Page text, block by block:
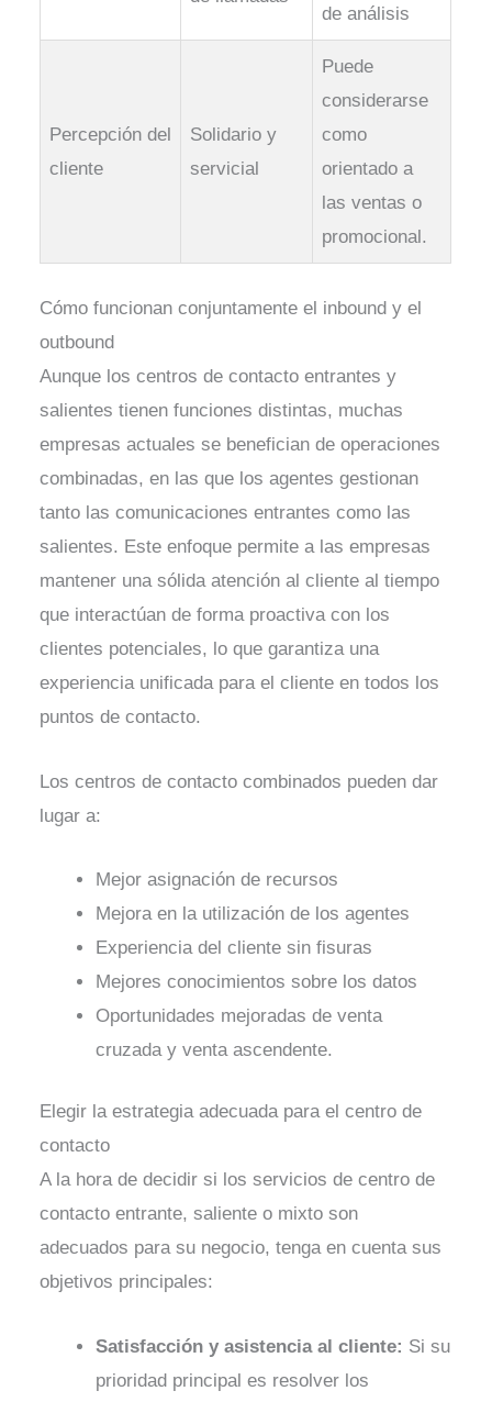
de análisis
Percepción del
cliente
Solidario y
servicial
Puede
considerarse
como
orientado a
las ventas o
promocional.
Cómo funcionan conjuntamente el inbound y el
outbound
Aunque los centros de contacto entrantes y
salientes tienen funciones distintas, muchas
empresas actuales se benefician de operaciones
combinadas, en las que los agentes gestionan
tanto las comunicaciones entrantes como las
salientes. Este enfoque permite a las empresas
mantener una sólida atención al cliente al tiempo
que interactúan de forma proactiva con los
clientes potenciales, lo que garantiza una
experiencia unificada para el cliente en todos los
puntos de contacto.
Los centros de contacto combinados pueden dar
lugar a:
Mejor asignación de recursos
Mejora en la utilización de los agentes
Experiencia del cliente sin fisuras
Mejores conocimientos sobre los datos
Oportunidades mejoradas de venta
cruzada y venta ascendente.
Elegir la estrategia adecuada para el centro de
contacto
A la hora de decidir si los servicios de centro de
contacto entrante, saliente o mixto son
adecuados para su negocio, tenga en cuenta sus
objetivos principales:
Satisfacción y asistencia al cliente: Si su
prioridad principal es resolver los